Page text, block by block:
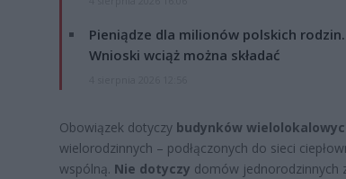
Pieniądze dla milionów polskich rodzin.
Wnioski wciąż można składać
Obowiązek dotyczy budynków
wielorodzinnych – podłączonych do sieci
wspólną. Nie dotyczy domów jednorodzinnych